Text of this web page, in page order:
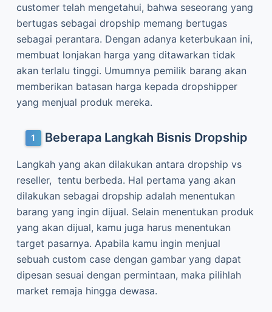
customer telah mengetahui, bahwa seseorang yang
bertugas sebagai dropship memang bertugas
sebagai perantara. Dengan adanya keterbukaan ini,
membuat lonjakan harga yang ditawarkan tidak
akan terlalu tinggi. Umumnya pemilik barang akan
memberikan batasan harga kepada dropshipper
yang menjual produk mereka.
Beberapa Langkah Bisnis Dropship
Langkah yang akan dilakukan antara dropship vs
reseller, tentu berbeda. Hal pertama yang akan
dilakukan sebagai dropship adalah menentukan
barang yang ingin dijual. Selain menentukan produk
yang akan dijual, kamu juga harus menentukan
target pasarnya. Apabila kamu ingin menjual
sebuah custom case dengan gambar yang dapat
dipesan sesuai dengan permintaan, maka pilihlah
market remaja hingga dewasa.